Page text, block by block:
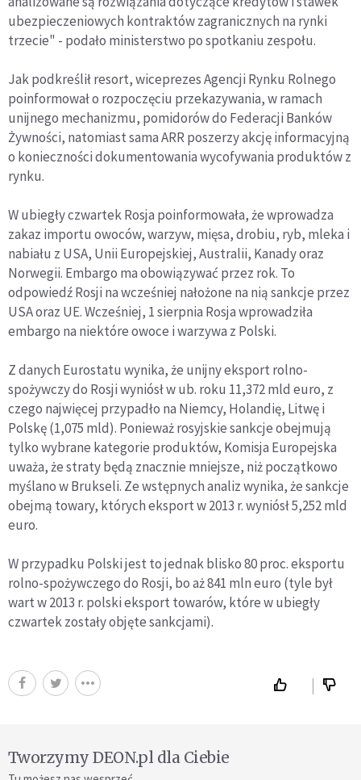
ubezpieczeniowych kontraktów zagranicznych na rynki
trzecie" - podało ministerstwo po spotkaniu zespołu.
Jak podkreślił resort, wiceprezes Agencji Rynku Rolnego
poinformował o rozpoczęciu przekazywania, w ramach
unijnego mechanizmu, pomidorów do Federacji Banków
Żywności, natomiast sama ARR poszerzy akcję informacyjną
o konieczności dokumentowania wycofywania produktów z
rynku.
W ubiegły czwartek Rosja poinformowała, że wprowadza
zakaz importu owoców, warzyw, mięsa, drobiu, ryb, mleka i
nabiału z USA, Unii Europejskiej, Australii, Kanady oraz
Norwegii. Embargo ma obowiązywać przez rok. To
odpowiedź Rosji na wcześniej nałożone na nią sankcje przez
USA oraz UE. Wcześniej, 1 sierpnia Rosja wprowadziła
embargo na niektóre owoce i warzywa z Polski.
Z danych Eurostatu wynika, że unijny eksport rolno-
spożywczy do Rosji wyniósł w ub. roku 11,372 mld euro, z
czego najwięcej przypadło na Niemcy, Holandię, Litwę i
Polskę (1,075 mld). Ponieważ rosyjskie sankcje obejmują
tylko wybrane kategorie produktów, Komisja Europejska
uważa, że straty będą znacznie mniejsze, niż początkowo
myślano w Brukseli. Ze wstępnych analiz wynika, że sankcje
obejmą towary, których eksport w 2013 r. wyniósł 5,252 mld
euro.
W przypadku Polski jest to jednak blisko 80 proc. eksportu
rolno-spożywczego do Rosji, bo aż 841 mln euro (tyle był
wart w 2013 r. polski eksport towarów, które w ubiegły
czwartek zostały objęte sankcjami).
Tworzymy DEON.pl dla Ciebie